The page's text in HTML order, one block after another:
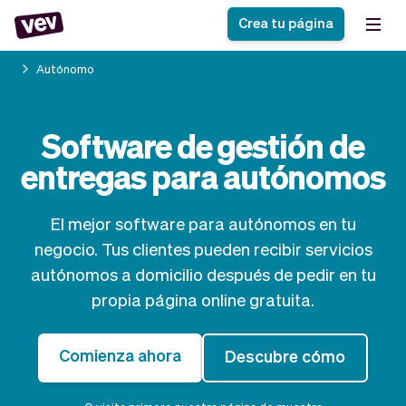
para PYMES
Software de entregas
Sistema POS
Software servicios de
campo
CRM para PYMES
Sistema de pedidos
Sistema de reservas
Software
programación de
clases
Agenda de citas
Blogs
Novedades
App
Impuestos
Checkout
Insertar Widget
Vender
Negocio
Software
Vev
Piloto automático
Vista general
Ausencias
Crea tu página
Autónomo
Software de gestión de
entregas para autónomos
El mejor software para autónomos en tu
negocio. Tus clientes pueden recibir servicios
autónomos a domicilio después de pedir en tu
propia página online gratuita.
Comienza ahora Descubre cómo